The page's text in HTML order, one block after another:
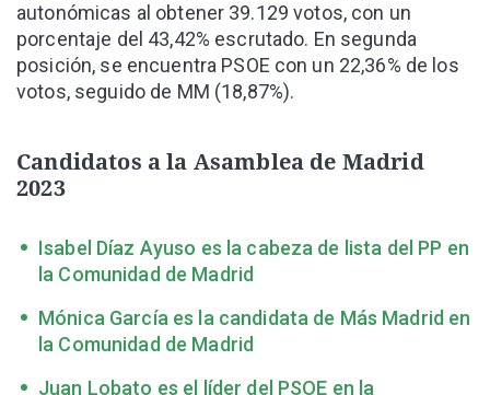
autonómicas al obtener 39.129 votos, con un
porcentaje del 43,42% escrutado. En segunda
posición, se encuentra PSOE con un 22,36% de los
votos, seguido de MM (18,87%).
Candidatos a la Asamblea de Madrid
2023
Isabel Díaz Ayuso es la cabeza de lista del PP en
la Comunidad de Madrid
Mónica García es la candidata de Más Madrid en
la Comunidad de Madrid
Juan Lobato es el líder del PSOE en la